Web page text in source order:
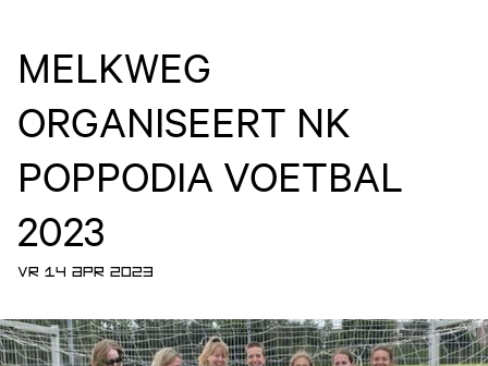
MELKWEG
ORGANISEERT NK
POPPODIA VOETBAL
2023
VR 14 APR 2023